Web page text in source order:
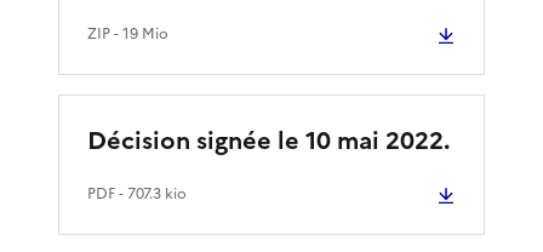
ZIP- 19 Mio
Décision signée le 10 mai 2022.
PDF- 707.3 kio